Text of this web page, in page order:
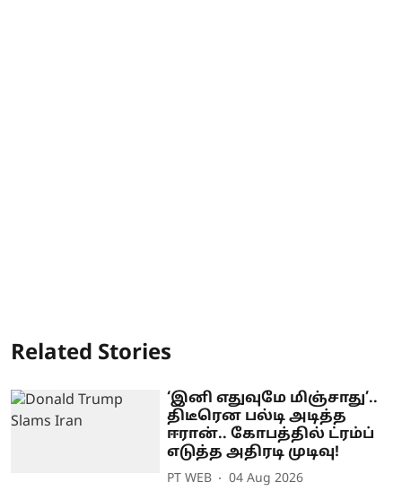
Related Stories
‘இனி எதுவுமே மிஞ்சாது’..
திடீரென பல்டி அடித்த
ஈரான்.. கோபத்தில் ட்ரம்ப்
எடுத்த அதிரடி முடிவு!
PT WEB 04 Aug 2026